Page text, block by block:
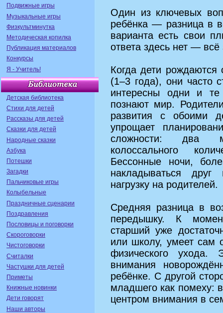
Подвижные игры
Музыкальные игры
Физкультминутка
Методическая копилка
Публикация материалов
Конкурсы
Я - Учитель!
Детская библиотека
Стихи для детей
Рассказы для детей
Сказки для детей
Народные сказки
Азбука
Потешки
Загадки
Пальчиковые игры
Колыбельные
Праздничные сценарии
Поздравления
Пословицы и поговорки
Скороговорки
Чистоговорки
Считалки
Частушки для детей
Приметы
Книжные новинки
Дети говорят
Наши авторы
Один из ключевых
ребёнка — разница в
варианта есть свои
ответа здесь нет — всё
Когда дети рождаются
(1–3 года), они часто
интересны одни и
познают мир.
развития с обоими
упрощает
сложности: два
колоссального
Бессонные ночи,
накладываться
нагрузку на родителей.
Средняя разница в
передышку. К
старший уже
или школу, умеет сам
физического ухода.
внимания
ребёнке. С другой
младшего как помеху:
центром внимания в